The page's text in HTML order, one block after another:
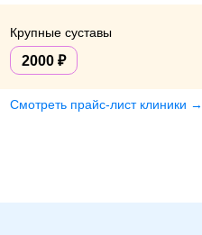
Крупные суставы
2000
Смотреть прайс-лист клиники →